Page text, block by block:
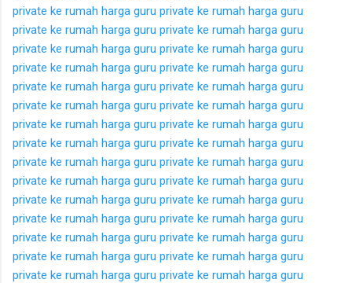
private ke rumah harga guru private ke rumah harga guru
private ke rumah harga guru private ke rumah harga guru
private ke rumah harga guru private ke rumah harga guru
private ke rumah harga guru private ke rumah harga guru
private ke rumah harga guru private ke rumah harga guru
private ke rumah harga guru private ke rumah harga guru
private ke rumah harga guru private ke rumah harga guru
private ke rumah harga guru private ke rumah harga guru
private ke rumah harga guru private ke rumah harga guru
private ke rumah harga guru private ke rumah harga guru
private ke rumah harga guru private ke rumah harga guru
private ke rumah harga guru private ke rumah harga guru
private ke rumah harga guru private ke rumah harga guru
private ke rumah harga guru private ke rumah harga guru
private ke rumah harga guru private ke rumah harga guru